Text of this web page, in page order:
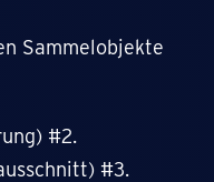
Sammelobjekte
#2.
#3.